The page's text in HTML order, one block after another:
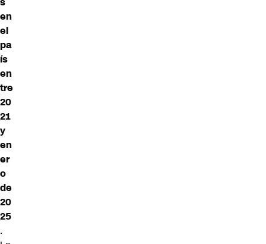
en
el
pa
ís
en
tre
20
21
y
en
er
o
de
20
25
.